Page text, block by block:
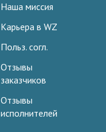
Наша миссия
Карьера в WZ
Польз. согл.
Отзывы
заказчиков
Отзывы
исполнителей